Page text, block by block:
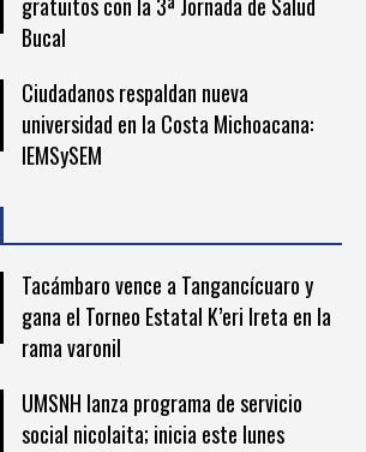
Bucal
Ciudadanos respaldan nueva
universidad en la Costa Michoacana:
IEMSySEM
Tacámbaro vence a Tangancícuaro y
gana el Torneo Estatal K’eri Ireta en la
rama varonil
UMSNH lanza programa de servicio
social nicolaita; inicia este lunes